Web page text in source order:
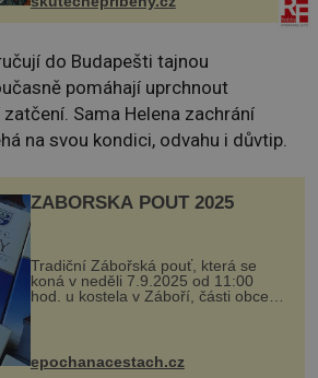
do Budapešti tajnou
pomáhají uprchnout
Sama Helena zachrání
na svou kondici, odvahu i důvtip.
ZÁBOŘSKÁ POUŤ 2025
Tradiční Zábořská pouť, která se
koná v neděli 7.9.2025 od 11:00
hod. u kostela v Záboří, části obce
Kly u Mělníka. V programu naleznete
komentovanou prohlídku kostela,
epochanacestach.cz